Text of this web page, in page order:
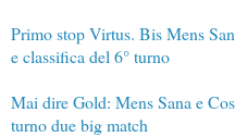
Primo stop Virtus. Bis Mens
e classifica del 6° turno
Mai dire Gold: Mens Sana e
turno due big match